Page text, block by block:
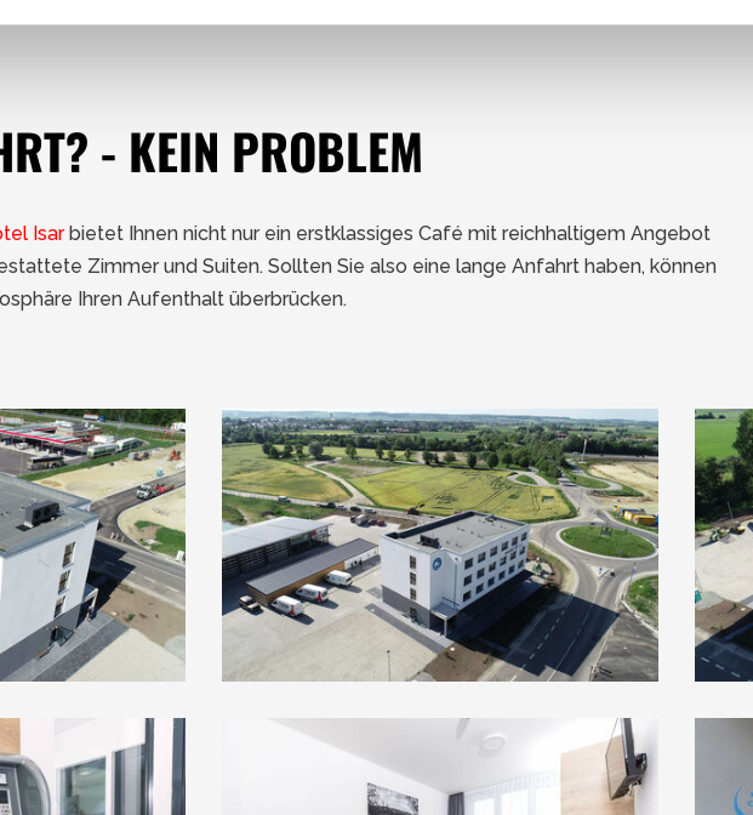
- KEIN PROBLEM
Isarbietet Ihnen nicht nur ein erstklassiges Café mit reichhaltigem Angebot
Zimmer und Suiten. Sollten Sie also eine lange Anfahrt haben, können
Ihren Aufenthalt überbrücken.